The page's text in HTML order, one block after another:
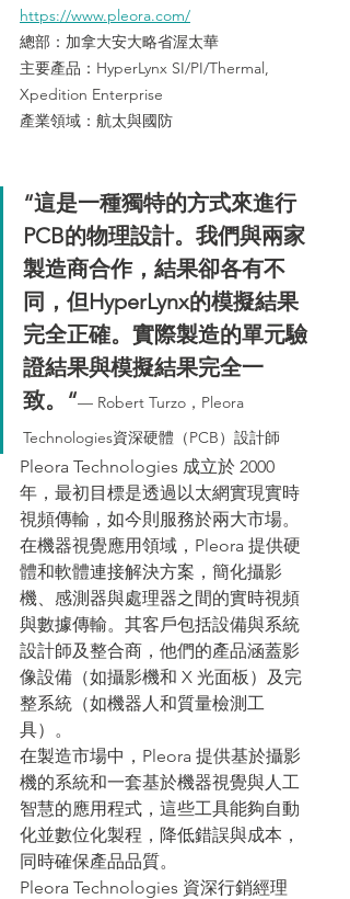
https://www.pleora.com/
總部：加拿大安大略省渥太華
主要產品：HyperLynx SI/PI/Thermal,
Xpedition Enterprise
產業領域：航太與國防
“這是一種獨特的方式來進行
PCB的物理設計。我們與兩家
製造商合作，結果卻各有不
同，但HyperLynx的模擬結果
完全正確。實際製造的單元驗
證結果與模擬結果完全一
致。“— Robert Turzo，Pleora
Technologies資深硬體（PCB）設計師
Pleora Technologies 成立於 2000
年，最初目標是透過以太網實現實時
視頻傳輸，如今則服務於兩大市場。
在機器視覺應用領域，Pleora 提供硬
體和軟體連接解決方案，簡化攝影
機、感測器與處理器之間的實時視頻
與數據傳輸。其客戶包括設備與系統
設計師及整合商，他們的產品涵蓋影
像設備（如攝影機和 X 光面板）及完
整系統（如機器人和質量檢測工
具）。
在製造市場中，Pleora 提供基於攝影
機的系統和一套基於機器視覺與人工
智慧的應用程式，這些工具能夠自動
化並數位化製程，降低錯誤與成本，
同時確保產品品質。
Pleora Technologies 資深行銷經理